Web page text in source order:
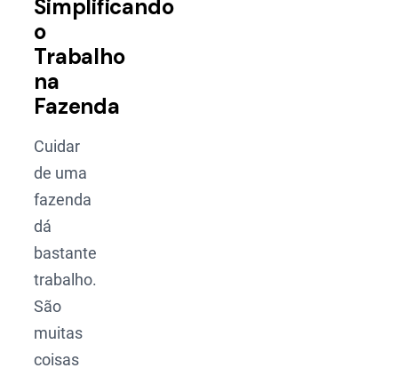
Simplificando
o
Trabalho
na
Fazenda
Cuidar
de uma
fazenda
dá
bastante
trabalho.
São
muitas
coisas